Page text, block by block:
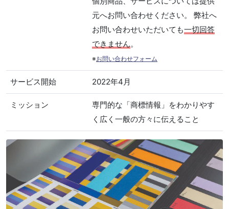
元へお問い合わせください。 弊社へ
お問い合わせいただいても一切回答
できません。
※お問い合わせフォーム
サービス開始 2022年4月
ミッション
専門的な「商標情報」をわかりやす
く広く一般の方々に伝えること